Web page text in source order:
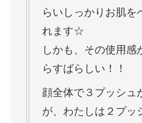
らいしっかりお肌を
れます☆
しかも、その使用感
らすばらしい！！
顔全体で３プッシュ
が、わたしは２プ